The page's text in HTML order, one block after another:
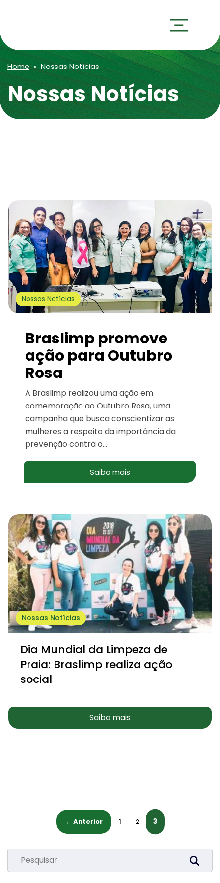
Home» Nossas Notícias
Nossas Notícias
Nossas Notícias
Braslimp promove
ação para Outubro
Rosa
A Braslimp realizou uma ação em
comemoração ao Outubro Rosa, uma
campanha que busca conscientizar as
mulheres a respeito da importância da
prevenção contra o...
Saiba mais
Nossas Notícias
Dia Mundial da Limpeza de
Praia: Braslimp realiza ação
social
Saiba mais
← Anterior 1 2 3